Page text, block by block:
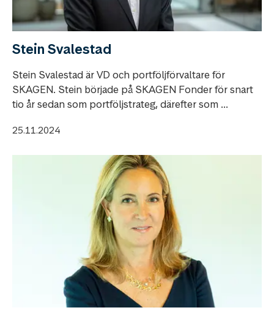
Stein Svalestad
Stein Svalestad är VD och portföljförvaltare för
SKAGEN. Stein började på SKAGEN Fonder för snart
tio år sedan som portföljstrateg, därefter som ...
25.11.2024